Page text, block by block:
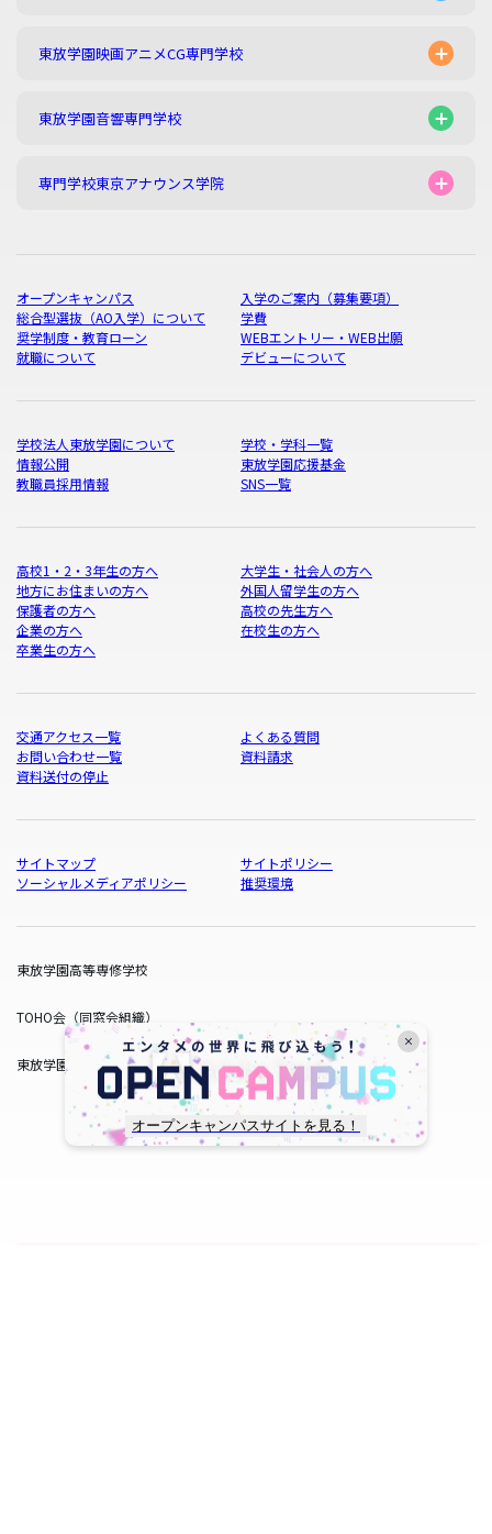
オープンキャンパスサイトを見る！
東放学園映画アニメCG専門学校
東放学園音響専門学校
専門学校東京アナウンス学院
オープンキャンパス
入学のご案内（募集要項）
総合型選抜（AO入学）について
学費
奨学制度・教育ローン
WEBエントリー・WEB出願
就職について
デビューについて
学校法人東放学園について
学校・学科一覧
情報公開
東放学園応援基金
教職員採用情報
SNS一覧
高校1・2・3年生の方へ
大学生・社会人の方へ
地方にお住まいの方へ
外国人留学生の方へ
保護者の方へ
高校の先生方へ
企業の方へ
在校生の方へ
卒業生の方へ
交通アクセス一覧
よくある質問
お問い合わせ一覧
資料請求
資料送付の停止
サイトマップ
サイトポリシー
ソーシャルメディアポリシー
推奨環境
東放学園高等専修学校
TOHO会（同窓会組織）
東放学園サービス
copyright © TOHO GAKUEN All Rights Reserved.